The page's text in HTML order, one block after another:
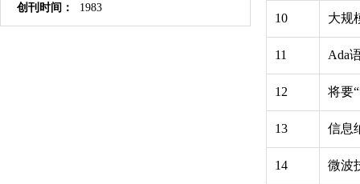
创刊时间：
1983
10 大规
11 Ada
12 将要
13 信息
14 微波